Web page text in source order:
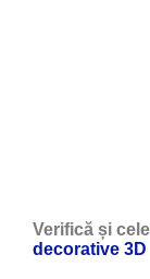
Verifică și
decorative 3D